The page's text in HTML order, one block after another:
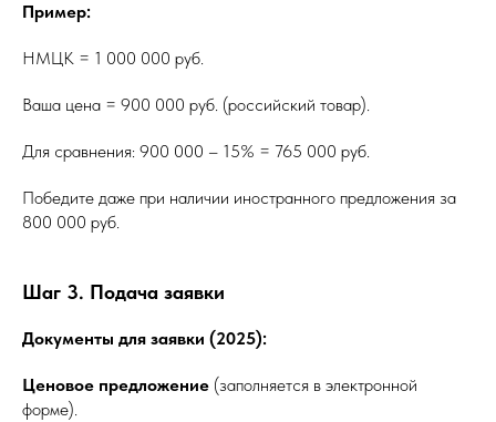
Пример:
НМЦК = 1 000 000 руб.
Ваша цена = 900 000 руб. (российский товар).
Для сравнения: 900 000 – 15% = 765 000 руб.
Победите даже при наличии иностранного предложения за
800 000 руб.
Шаг 3. Подача заявки
Документы для заявки (2025):
Ценовое предложение (заполняется в электронной
форме).